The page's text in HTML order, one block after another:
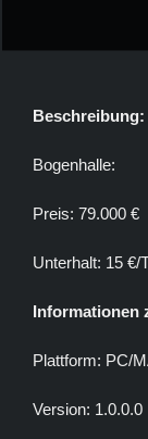
Beschreibung:
Bogenhalle:
Preis: 79.000 €
Unterhalt: 15 €/
Informationen
Plattform: PC/
Version: 1.0.0.0